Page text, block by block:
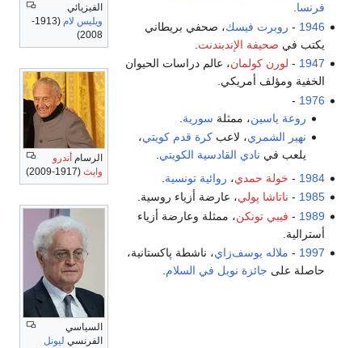
الفيزيائي
ويليس لام
(1913-
2008)
الرسام أندرو
وايث (1917-2009)
السياسي
الفرنسي ليونل
فرنسا.
1946
- روبرت فيسك، صحفي بريطاني
يكتب في صحيفة الإندبندنت
1947
- لورن كولمان، عالم دراسات الحيوان
الخفية ومؤلف أمريكي.
1976
-
روعة ياسين، ممثلة سورية
نهير الشمري، لاعب كرة قدم كويتي،
يلعب في نادي القادسية الكويتي
1984
- خولة حمدي، روائية تونسية
1985
- ناتاشا پولي، عارضة أزياء روسية.
1989
- فيبي تونكن، ممثلة وعارضة أزياء
أسترالية.
1997
- ملاله یوسف‌زاي، ناشطة پاكستانية،
حاصلة على جائزة نوبل في السلام